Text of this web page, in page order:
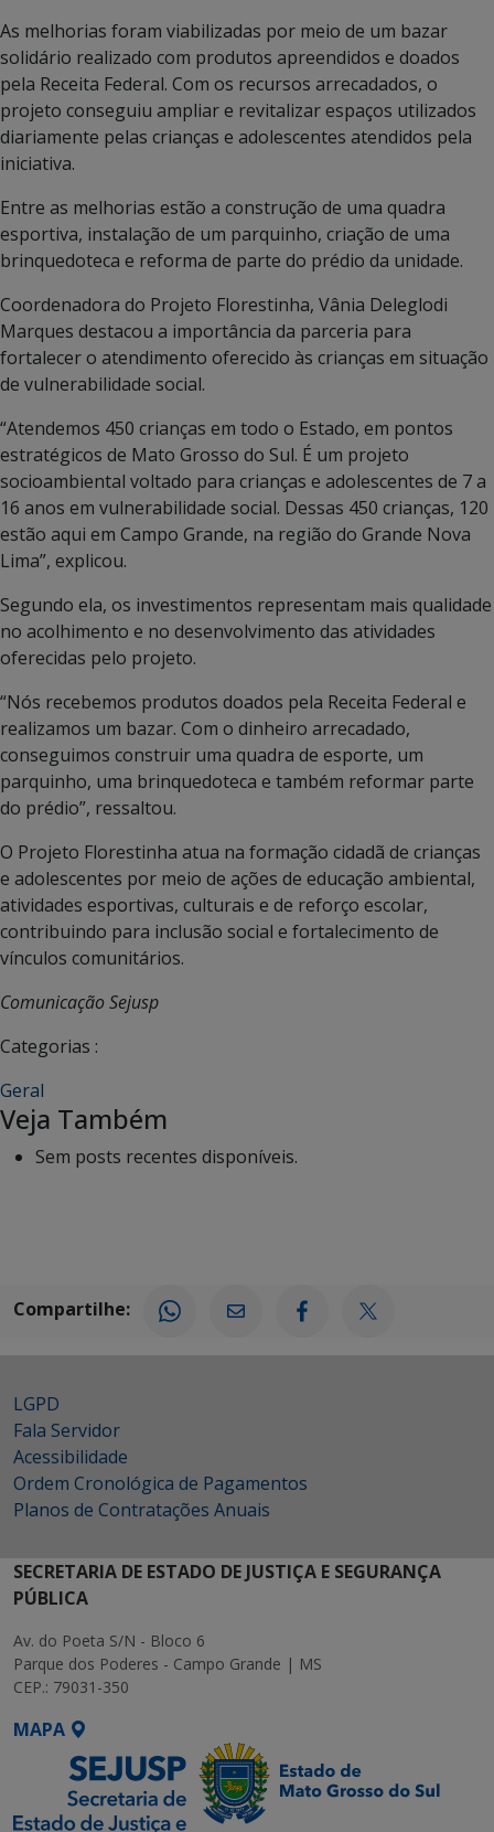
As melhorias foram viabilizadas por meio de um bazar
solidário realizado com produtos apreendidos e doados
pela Receita Federal. Com os recursos arrecadados, o
projeto conseguiu ampliar e revitalizar espaços utilizados
diariamente pelas crianças e adolescentes atendidos pela
iniciativa.
Entre as melhorias estão a construção de uma quadra
esportiva, instalação de um parquinho, criação de uma
brinquedoteca e reforma de parte do prédio da unidade.
Coordenadora do Projeto Florestinha, Vânia Deleglodi
Marques destacou a importância da parceria para
fortalecer o atendimento oferecido às crianças em situação
de vulnerabilidade social.
“Atendemos 450 crianças em todo o Estado, em pontos
estratégicos de Mato Grosso do Sul. É um projeto
socioambiental voltado para crianças e adolescentes de 7 a
16 anos em vulnerabilidade social. Dessas 450 crianças, 120
estão aqui em Campo Grande, na região do Grande Nova
Lima”, explicou.
Segundo ela, os investimentos representam mais qualidade
no acolhimento e no desenvolvimento das atividades
oferecidas pelo projeto.
“Nós recebemos produtos doados pela Receita Federal e
realizamos um bazar. Com o dinheiro arrecadado,
conseguimos construir uma quadra de esporte, um
parquinho, uma brinquedoteca e também reformar parte
do prédio”, ressaltou.
O Projeto Florestinha atua na formação cidadã de crianças
e adolescentes por meio de ações de educação ambiental,
atividades esportivas, culturais e de reforço escolar,
contribuindo para inclusão social e fortalecimento de
vínculos comunitários.
Comunicação Sejusp
Categorias :
Geral
Veja Também
Sem posts recentes disponíveis.
Compartilhe:
LGPD
Fala Servidor
Acessibilidade
Ordem Cronológica de Pagamentos
Planos de Contratações Anuais
SECRETARIA DE ESTADO DE JUSTIÇA E SEGURANÇA
PÚBLICA
Av. do Poeta S/N - Bloco 6
Parque dos Poderes - Campo Grande | MS
CEP.: 79031-350
MAPA